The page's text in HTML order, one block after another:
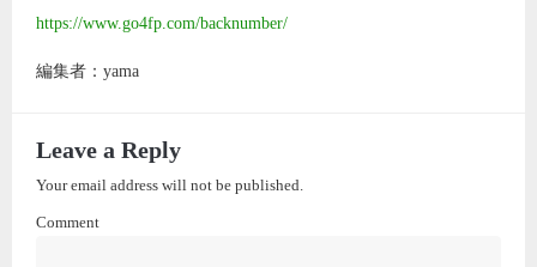
https://www.go4fp.com/backnumber/
編集者：yama
Leave a Reply
Your email address will not be published.
Comment